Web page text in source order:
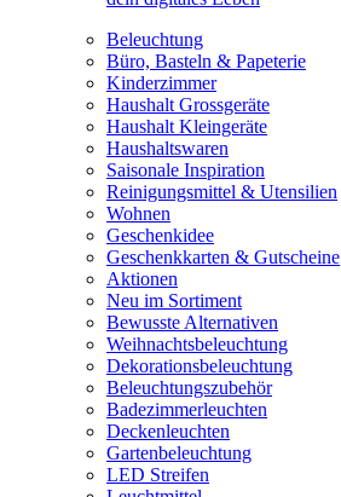
Beleuchtung
Büro, Basteln & Papeterie
Kinderzimmer
Haushalt Grossgeräte
Haushalt Kleingeräte
Haushaltswaren
Saisonale Inspiration
Reinigungsmittel & Utensilien
Wohnen
Geschenkidee
Geschenkkarten & Gutscheine
Aktionen
Neu im Sortiment
Bewusste Alternativen
Weihnachtsbeleuchtung
Dekorationsbeleuchtung
Beleuchtungszubehör
Badezimmerleuchten
Deckenleuchten
Gartenbeleuchtung
LED Streifen